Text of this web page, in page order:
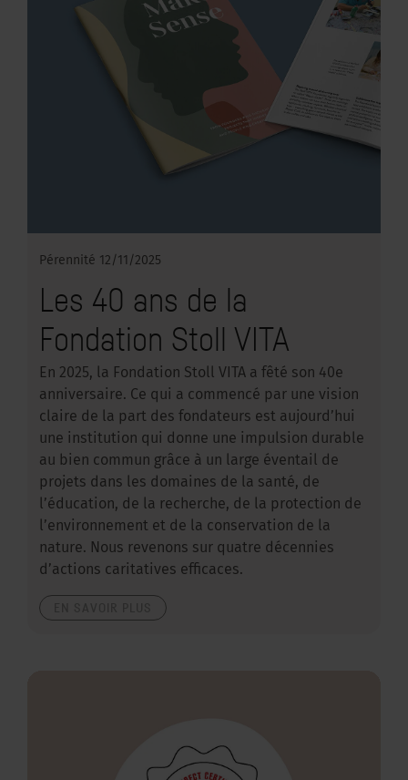
Pérennité 12/11/2025
Les 40 ans de la
Fondation Stoll VITA
En 2025, la Fondation Stoll VITA a fêté son 40e
anniversaire. Ce qui a commencé par une vision
claire de la part des fondateurs est aujourd’hui
une institution qui donne une impulsion durable
au bien commun grâce à un large éventail de
projets dans les domaines de la santé, de
l’éducation, de la recherche, de la protection de
l’environnement et de la conservation de la
nature. Nous revenons sur quatre décennies
d’actions caritatives efficaces.